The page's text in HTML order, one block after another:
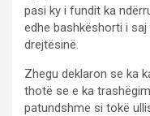
pasi ky i fundit ka
edhe bashkëshorti i
drejtësinë.
Zhegu deklaron se ka
thotë se e ka
patundshme si tokë